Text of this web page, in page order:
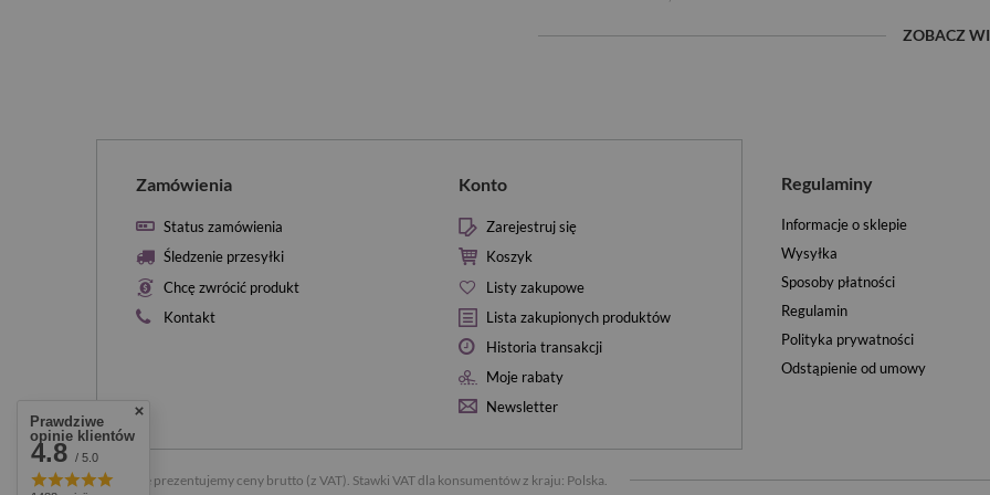
ZOBACZ
Zamówienia
Status zamówienia
Śledzenie przesyłki
Chcę zwrócić produkt
Kontakt
Konto
Zarejestruj się
Koszyk
Listy zakupowe
Lista zakupionych produktów
Historia transakcji
Moje rabaty
Newsletter
Regulaminy
Informacje o sklepie
Wysyłka
Sposoby płatności
Regulamin
Polityka prywatności
Odstąpienie od umowy
W sklepie prezentujemy ceny brutto (z VAT). Stawki VAT dla konsumentów z kraju: Polska
Prawdziwe
opinie klientów
4.8 / 5.0